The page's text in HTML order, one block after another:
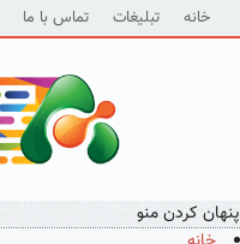
خانه تبلیغات تماس با ما
پنهان کردن منو